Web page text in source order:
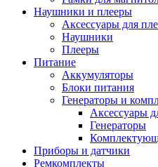
Наушники и плееры
Аксессуары для
Наушники
Плееры
Питание
Аккумуляторы
Блоки питания
Генераторы и
Аксессуары
Генераторы
Приборы и датчики
Ремкомплекты